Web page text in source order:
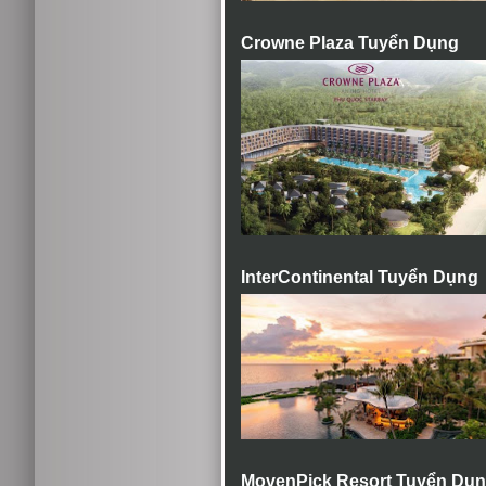
Crowne Plaza Tuyển Dụng
InterContinental Tuyển Dụng
MovenPick Resort Tuyển